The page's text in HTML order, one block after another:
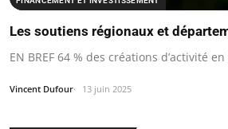
Les soutiens régionaux et
EN BREF 64 % des créations d’activité
Vincent Dufour 13 juin 2025